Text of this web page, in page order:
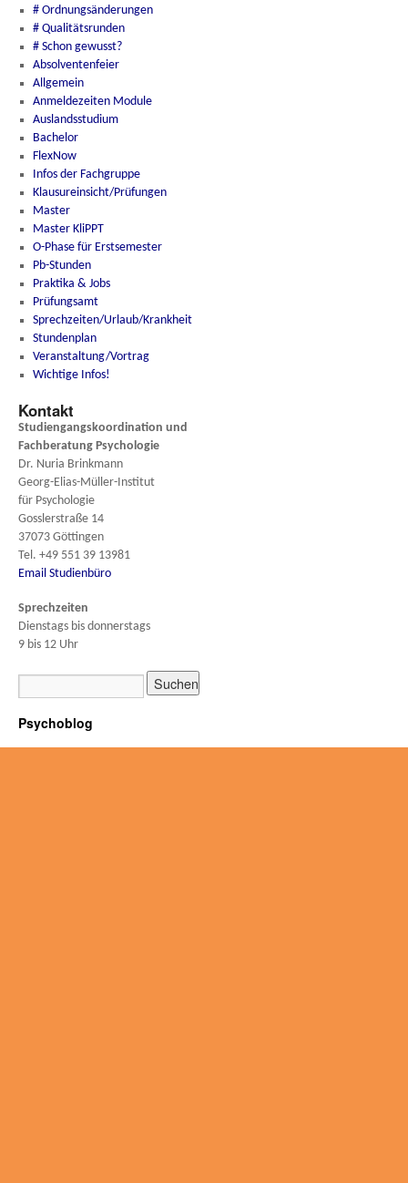
# Ordnungsänderungen
# Qualitätsrunden
# Schon gewusst?
Absolventenfeier
Allgemein
Anmeldezeiten Module
Auslandsstudium
Bachelor
FlexNow
Infos der Fachgruppe
Klausureinsicht/Prüfungen
Master
Master KliPPT
O-Phase für Erstsemester
Pb-Stunden
Praktika & Jobs
Prüfungsamt
Sprechzeiten/Urlaub/Krankheit
Stundenplan
Veranstaltung/Vortrag
Wichtige Infos!
Kontakt
Studiengangskoordination und
Fachberatung Psychologie
Dr. Nuria Brinkmann
Georg-Elias-Müller-Institut
für Psychologie
Gosslerstraße 14
37073 Göttingen
Tel. +49 551 39 13981
Email Studienbüro
Sprechzeiten
Dienstags bis donnerstags
9 bis 12 Uhr
Psychoblog